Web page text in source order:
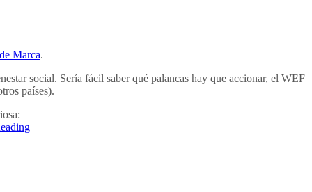
Marca.
social. Sería fácil saber qué palancas hay que accionar, el WEF
países).